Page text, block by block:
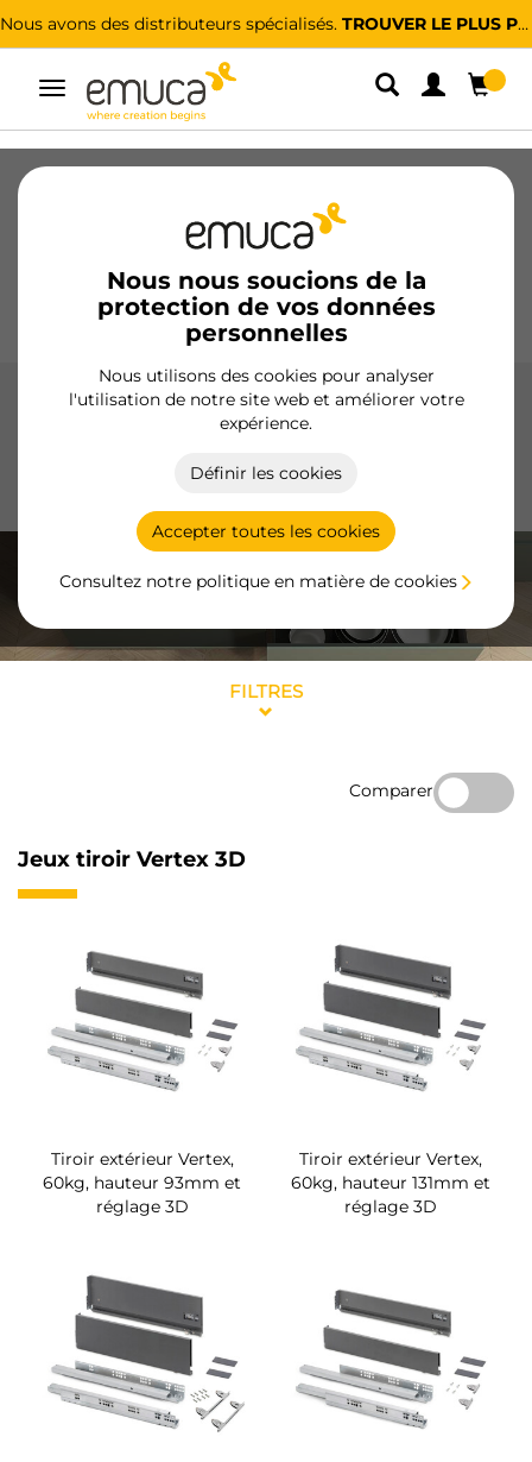
Nous avons des distributeurs spécialisés. TROUVER LE PLUS PROCHE
Alterner
navigation
Nous nous soucions de la
protection de vos données
personnelles
Nous utilisons des cookies pour analyser
l'utilisation de notre site web et améliorer votre
expérience.
Définir les cookies
Accepter toutes les cookies
Consultez notre politique en matière de cookies
Charnières
Cuisine Montage
Poignées Pieds Présentoirs
Tiroir Vertex
avec une fermeture douce, un réglage 3D et des finitions
FILTRES
Comparer
Jeux tiroir Vertex 3D
Tiroir extérieur Vertex,
60kg, hauteur 93mm et
réglage 3D
Tiroir extérieur Vertex,
60kg, hauteur 131mm et
réglage 3D